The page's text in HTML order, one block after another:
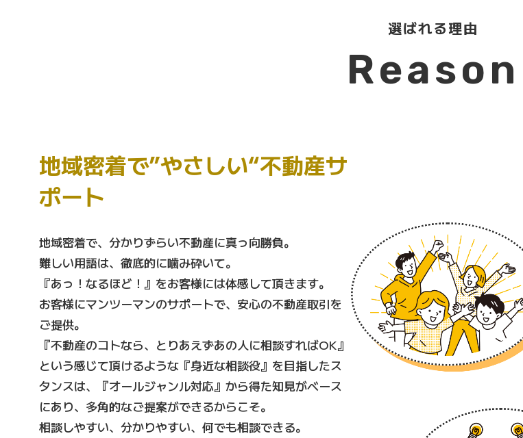
選ばれる理由
Reason
地域密着で”やさしい“不動産サ
ポート
地域密着で、分かりずらい不動産に真っ向勝負。
難しい⽤語は、徹底的に噛み砕いて。
『あっ！なるほど！』をお客様には体感して頂きます。
お客様にマンツーマンのサポートで、安⼼の不動産取引を
ご提供。
『不動産のコトなら、とりあえずあの⼈に相談すればOK』
という感じて頂けるような『⾝近な相談役』を⽬指したス
タンスは、『オールジャンル対応』から得た知⾒がベース
にあり、多⾓的なご提案ができるからこそ。
相談しやすい、分かりやすい、何でも相談できる。